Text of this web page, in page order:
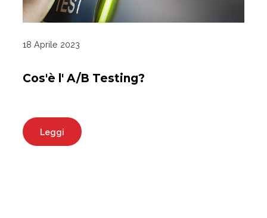
18 Aprile 2023
Cos'è l' A/B Testing?
Leggi